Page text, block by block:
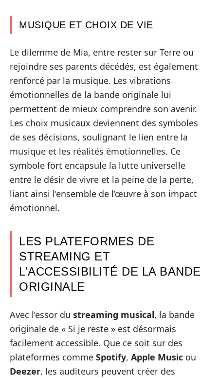
MUSIQUE ET CHOIX DE VIE
Le dilemme de Mia, entre rester sur Terre ou
rejoindre ses parents décédés, est également
renforcé par la musique. Les vibrations
émotionnelles de la bande originale lui
permettent de mieux comprendre son avenir.
Les choix musicaux deviennent des symboles
de ses décisions, soulignant le lien entre la
musique et les réalités émotionnelles. Ce
symbole fort encapsule la lutte universelle
entre le désir de vivre et la peine de la perte,
liant ainsi l’ensemble de l’œuvre à son impact
émotionnel.
LES PLATEFORMES DE
STREAMING ET
L’ACCESSIBILITÉ DE LA BANDE
ORIGINALE
Avec l’essor du streaming musical, la bande
originale de « Si je reste » est désormais
facilement accessible. Que ce soit sur des
plateformes comme Spotify, Apple Music ou
Deezer, les auditeurs peuvent créer des